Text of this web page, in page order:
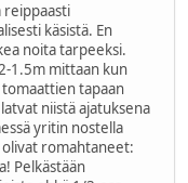
reippaasti
käsistä. En
noita tarpeeksi.
1.5m mittaan kun
tapaan
niistä ajatuksena
yritin nostella
olivat romahtaneet:
Pelkästään